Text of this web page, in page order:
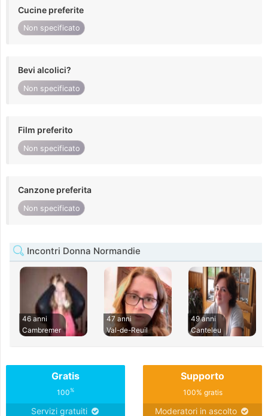
Cucine preferite
Non specificato
Bevi alcolici?
Non specificato
Film preferito
Non specificato
Canzone preferita
Non specificato
Incontri Donna Normandie
46 anni
Cambremer
47 anni
Val-de-Reuil
49 anni
Canteleu
Gratis
100%
Servizi gratuiti
Supporto
100% gratis
Moderatori in ascolto